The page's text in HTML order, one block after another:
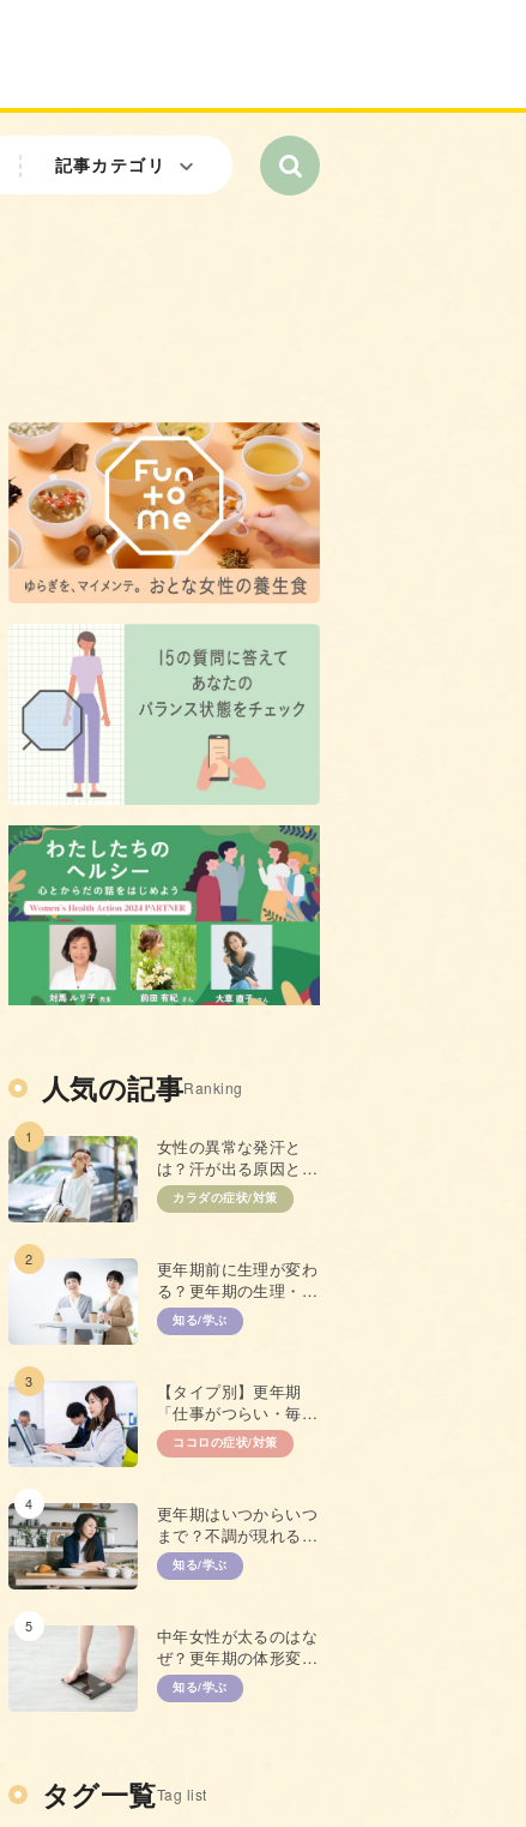
記事カテゴリ
人気の記事Ranking
1
女性の異常な発汗と
は？汗が出る原因と抑
えるための対策
カラダの症状/対策
2
更年期前に生理が変わ
る？更年期の生理・
PMSとの違い
知る/学ぶ
3
【タイプ別】更年期
「仕事がつらい・毎日
やる気が出ない」原因
と対策
ココロの症状/対策
4
更年期はいつからいつ
まで？不調が現れる年
齢やプレ更年期につい
て
知る/学ぶ
5
中年女性が太るのはな
ぜ？更年期の体形変化
と上手な対策
知る/学ぶ
タグ一覧Tag list